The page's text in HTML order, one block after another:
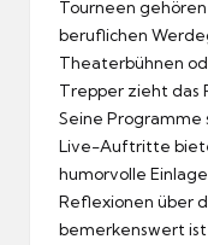
Tourneen
beruflichen
Theaterbühnen
Trepper zieht das
Seine Programme
Live-Auftritte
humorvolle
Reflexionen über
bemerkenswert ist